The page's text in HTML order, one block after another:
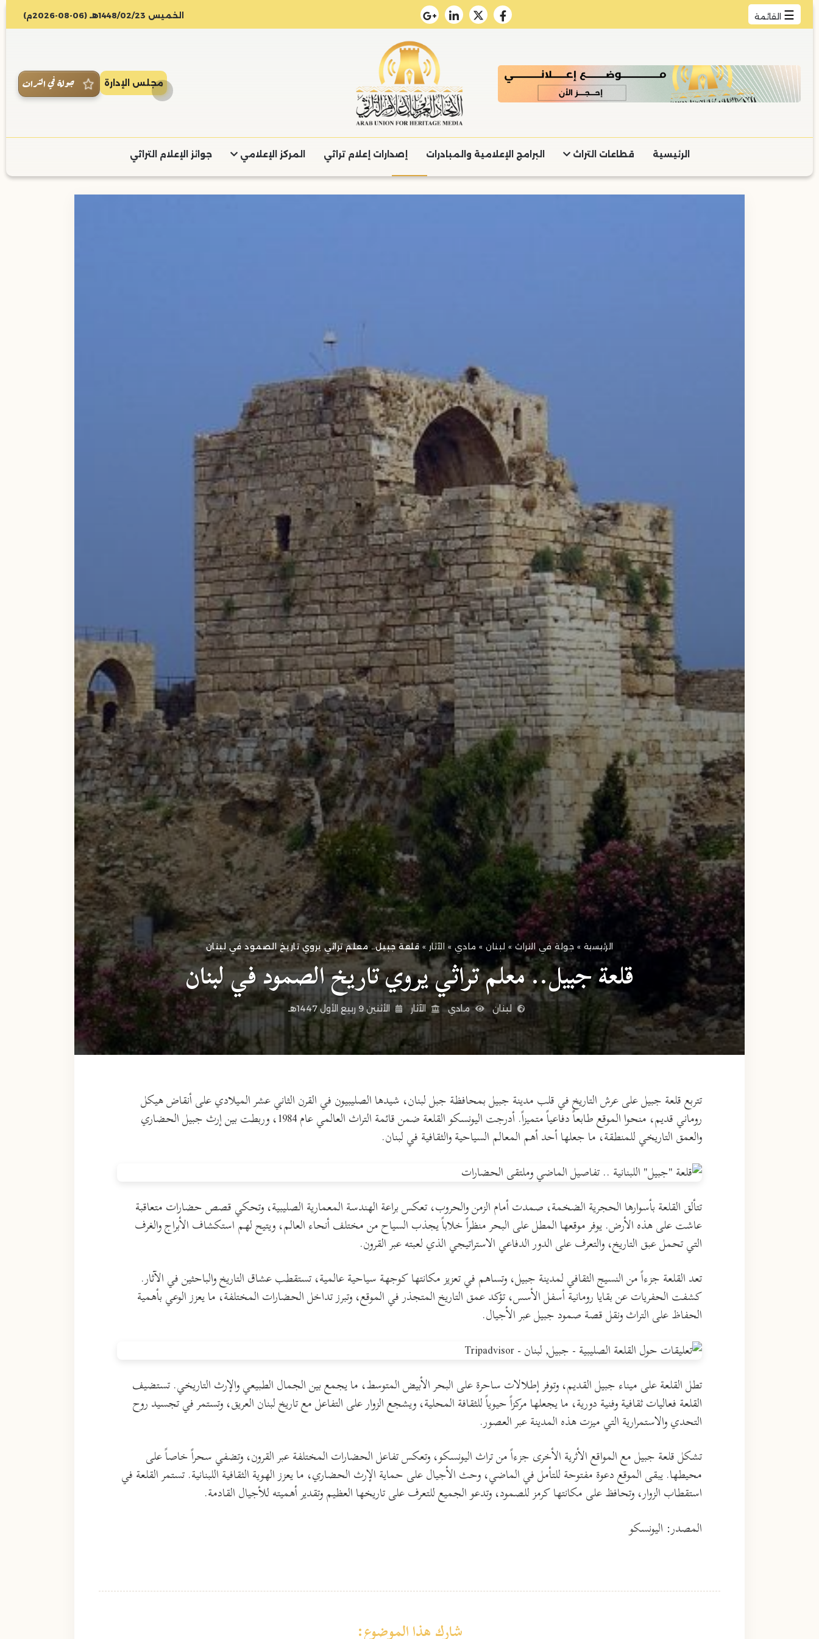
☰ القائمة الخميس 1448/02/23هـ (06-08-2026م)
مجلس الإدارة جولة في التراث
الرئيسية قطاعات التراث البرامج الإعلامية والمبادرات إصدارات إعلام تراثي المركز الإعلامي جوائز الإعلام التراثي
الرئيسية » جولة في التراث » لبنان » مادي » الآثار » قلعة جبيل.. معلم تراثي يروي تاريخ الصمود في لبنان
قلعة جبيل.. معلم تراثي يروي تاريخ الصمود في لبنان
لبنان مادي الآثار الأثنين 9 ربيع الأول 1447هـ
تتربع قلعة جبيل على عرش التاريخ في قلب مدينة جبيل بمحافظة جبل لبنان، شيدها الصليبيون في القرن الثاني عشر الميلادي على أنقاض هيكل
روماني قديم، منحوا الموقع طابعاً دفاعياً متميزاً. أدرجت اليونسكو القلعة ضمن قائمة التراث العالمي عام 1984، وربطت بين إرث جبيل الحضاري
والعمق التاريخي للمنطقة، ما جعلها أحد أهم المعالم السياحية والثقافية في لبنان.
تتألق القلعة بأسوارها الحجرية الضخمة، صمدت أمام الزمن والحروب، تعكس براعة الهندسة المعمارية الصليبية، وتحكي قصص حضارات متعاقبة
عاشت على هذه الأرض. يوفر موقعها المطل على البحر منظراً خلاباً يجذب السياح من مختلف أنحاء العالم، ويتيح لهم استكشاف الأبراج والغرف
التي تحمل عبق التاريخ، والتعرف على الدور الدفاعي الاستراتيجي الذي لعبته عبر القرون.
تعد القلعة جزءاً من النسيج الثقافي لمدينة جبيل، وتساهم في تعزيز مكانتها كوجهة سياحية عالمية، تستقطب عشاق التاريخ والباحثين في الآثار.
كشفت الحفريات عن بقايا رومانية أسفل الأسس، تؤكد عمق التاريخ المتجذر في الموقع، وتبرز تداخل الحضارات المختلفة، ما يعزز الوعي بأهمية
الحفاظ على التراث ونقل قصة صمود جبيل عبر الأجيال.
تطل القلعة على ميناء جبيل القديم، وتوفر إطلالات ساحرة على البحر الأبيض المتوسط، ما يجمع بين الجمال الطبيعي والإرث التاريخي. تستضيف
القلعة فعاليات ثقافية وفنية دورية، ما يجعلها مركزاً حيوياً للثقافة المحلية، ويشجع الزوار على التفاعل مع تاريخ لبنان العريق، وتستمر في تجسيد روح
التحدي والاستمرارية التي ميزت هذه المدينة عبر العصور.
تشكل قلعة جبيل مع المواقع الأثرية الأخرى جزءاً من تراث اليونسكو، وتعكس تفاعل الحضارات المختلفة عبر القرون، وتضفي سحراً خاصاً على
محيطها. يبقى الموقع دعوة مفتوحة للتأمل في الماضي، وحث الأجيال على حماية الإرث الحضاري، ما يعزز الهوية الثقافية اللبنانية. تستمر القلعة في
استقطاب الزوار، وتحافظ على مكانتها كرمز للصمود، وتدعو الجميع للتعرف على تاريخها العظيم وتقدير أهميته للأجيال القادمة.
المصدر: اليونسكو
شارك هذا الموضوع: